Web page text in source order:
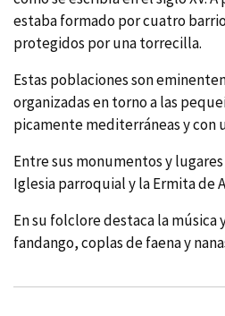
estaba formado por cuatro
protegidos por una torrecilla.
Estas poblaciones son
organizadas en torno a las
picamente mediterráneas y con
Entre sus monumentos y
Iglesia parroquial y la Ermita de
En su folclore destaca la música
fandango, coplas de faena y